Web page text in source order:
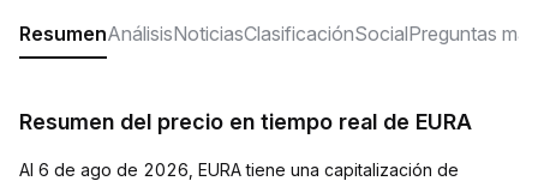
ResumenAnálisisNoticiasClasificaciónSocialPreguntas
Resumen del precio en tiempo real de EURA
Al 6 de ago de 2026, EURA tiene una capitalización de